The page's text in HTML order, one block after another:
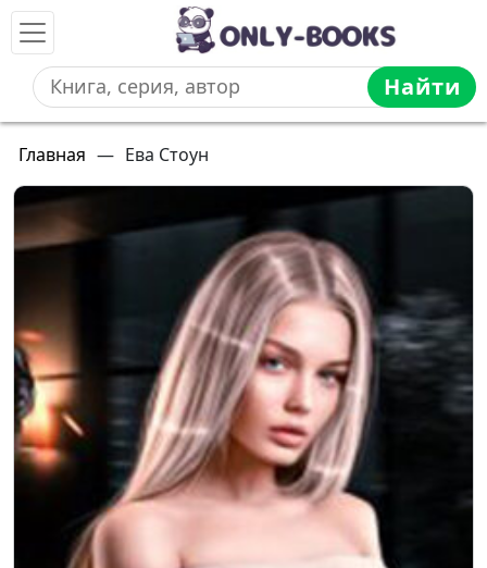
Найти
Главная — Ева Стоун